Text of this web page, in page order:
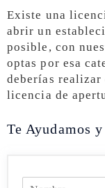
Existe una
abrir un
posible, con
optas por esa
deberías
licencia de
Te Ayudamos